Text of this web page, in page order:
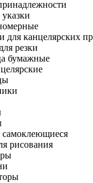
для канцелярских
резки
бумажные
самоклеющиеся
рисования